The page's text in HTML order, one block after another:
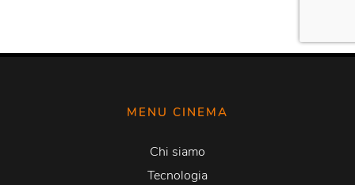
MENU CINEMA
Chi siamo
Tecnologia